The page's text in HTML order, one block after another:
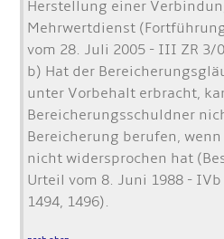
Herstellung einer
Mehrwertdienst
vom 28. Juli 2005 - III ZR 3/
b) Hat der
unter Vorbehalt erbracht,
Bereicherungsschuldner
Bereicherung berufen,
nicht widersprochen hat
Urteil vom 8. Juni 1988 - IVb
1494, 1496).